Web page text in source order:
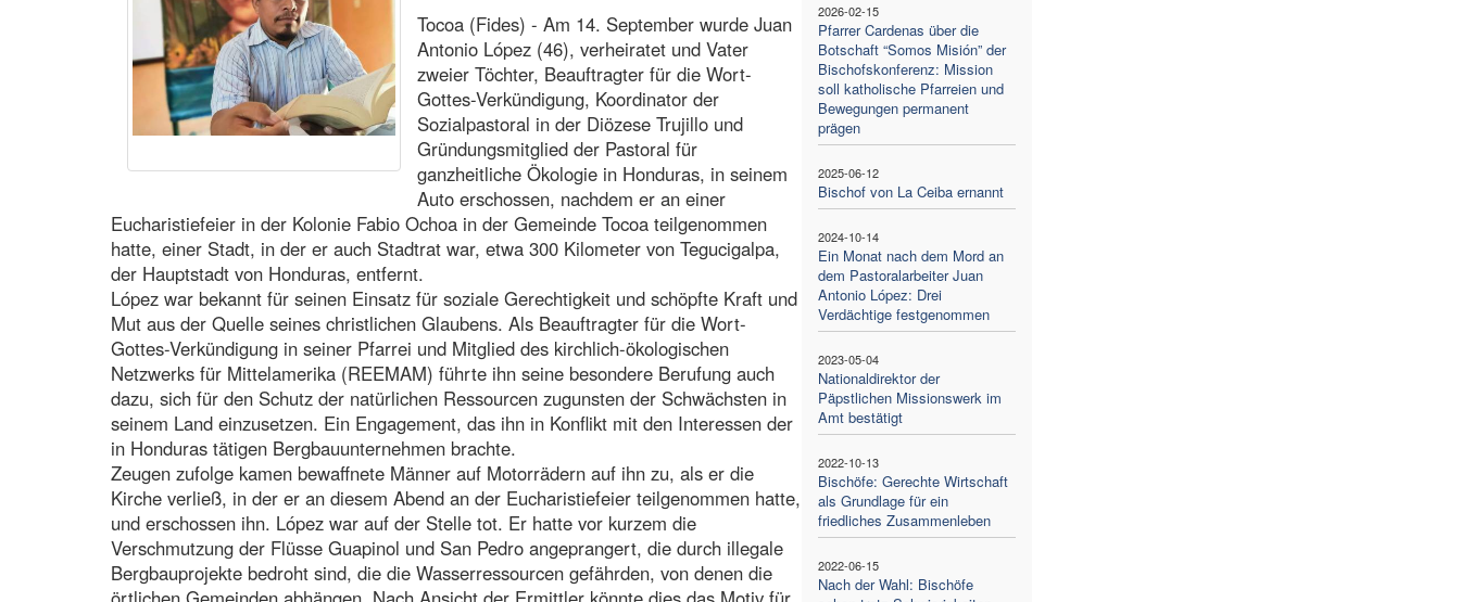
2026-02-15
Pfarrer Cardenas über die
Botschaft “Somos Misión” der
Bischofskonferenz: Mission
soll katholische Pfarreien und
Bewegungen permanent
prägen
2025-06-12
Bischof von La Ceiba ernannt
2024-10-14
Ein Monat nach dem Mord an
dem Pastoralarbeiter Juan
Antonio López: Drei
Verdächtige festgenommen
2023-05-04
Nationaldirektor der
Päpstlichen Missionswerk im
Amt bestätigt
2022-10-13
Bischöfe: Gerechte Wirtschaft
als Grundlage für ein
friedliches Zusammenleben
2022-06-15
Nach der Wahl: Bischöfe
Tocoa (Fides) - Am 14. September wurde Juan
Antonio López (46), verheiratet und Vater
zweier Töchter, Beauftragter für die Wort-
Gottes-Verkündigung, Koordinator der
Sozialpastoral in der Diözese Trujillo und
Gründungsmitglied der Pastoral für
ganzheitliche Ökologie in Honduras, in seinem
Auto erschossen, nachdem er an einer
Eucharistiefeier in der Kolonie Fabio Ochoa in der Gemeinde Tocoa teilgenommen
hatte, einer Stadt, in der er auch Stadtrat war, etwa 300 Kilometer von Tegucigalpa,
der Hauptstadt von Honduras, entfernt.
López war bekannt für seinen Einsatz für soziale Gerechtigkeit und schöpfte Kraft und
Mut aus der Quelle seines christlichen Glaubens. Als Beauftragter für die Wort-
Gottes-Verkündigung in seiner Pfarrei und Mitglied des kirchlich-ökologischen
Netzwerks für Mittelamerika (REEMAM) führte ihn seine besondere Berufung auch
dazu, sich für den Schutz der natürlichen Ressourcen zugunsten der Schwächsten in
seinem Land einzusetzen. Ein Engagement, das ihn in Konflikt mit den Interessen der
in Honduras tätigen Bergbauunternehmen brachte.
Zeugen zufolge kamen bewaffnete Männer auf Motorrädern auf ihn zu, als er die
Kirche verließ, in der er an diesem Abend an der Eucharistiefeier teilgenommen hatte,
und erschossen ihn. López war auf der Stelle tot. Er hatte vor kurzem die
Verschmutzung der Flüsse Guapinol und San Pedro angeprangert, die durch illegale
Bergbauprojekte bedroht sind, die die Wasserressourcen gefährden, von denen die